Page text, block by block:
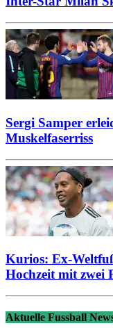
Sergi Samper
Muskelfaserriss
Kurios: Ex-
Hochzeit mit zwei
Aktuelle Fussball